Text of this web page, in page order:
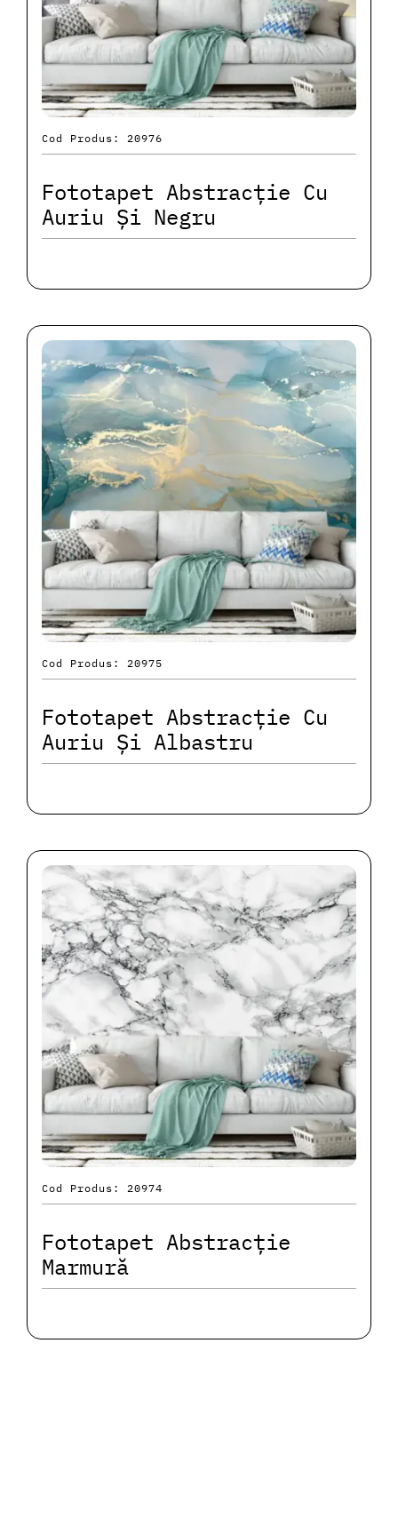
Cod Produs: 20976
Fototapet Abstracție Cu
Auriu Și Negru
Cod Produs: 20975
Fototapet Abstracție Cu
Auriu Și Albastru
Cod Produs: 20974
Fototapet Abstracție
Marmură